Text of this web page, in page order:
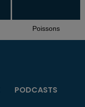
Poissons
PODCASTS